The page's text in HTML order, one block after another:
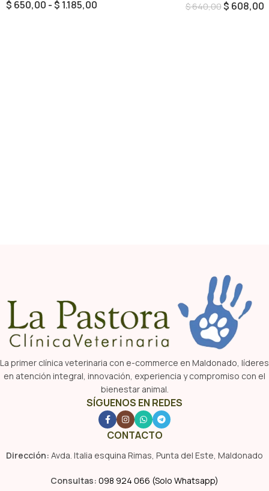
$ 650,00 -$ 1.185,00 $640,00$ 608,00
La primer clínica veterinaria con e-commerce en Maldonado, líderes
en atención integral, innovación, experiencia y compromiso con el
bienestar animal.
SÍGUENOS EN REDES
CONTACTO
Dirección: Avda. Italia esquina Rimas, Punta del Este, Maldonado
Consultas: 098 924 066 (Solo Whatsapp)